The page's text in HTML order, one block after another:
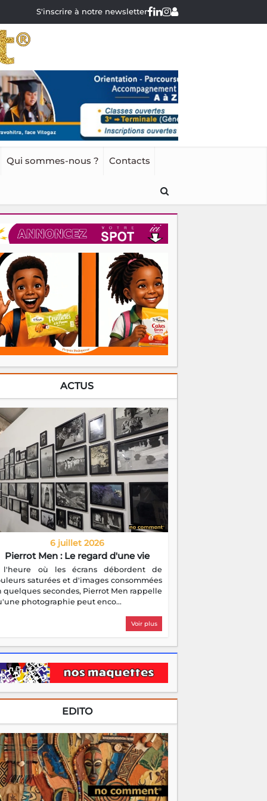
S'inscrire à notre newsletter
Qui sommes-nous ? Contacts
ACTUS
6 juillet 2026
Pierrot Men : Le regard d'une vie
l'heure où les écrans débordent de
saturées et d'images consommées
quelques secondes, Pierrot Men rappelle
photographie peut enco...
Voir plus
EDITO